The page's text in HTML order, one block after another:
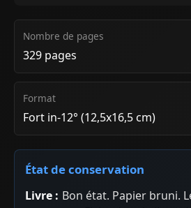
Nombre de pages
329 pages
Format
Fort in-12° (12,5x16,5 cm)
État de conservation
Livre : Bon état. Papier bruni.